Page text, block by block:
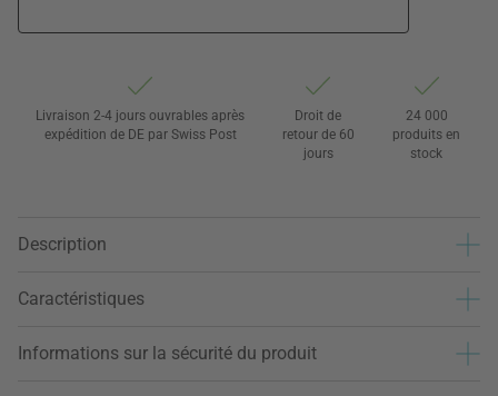
Livraison 2-4 jours ouvrables après
expédition de DE par Swiss Post
Droit de
retour de 60
jours
24 000
produits en
stock
Description
Caractéristiques
Informations sur la sécurité du produit